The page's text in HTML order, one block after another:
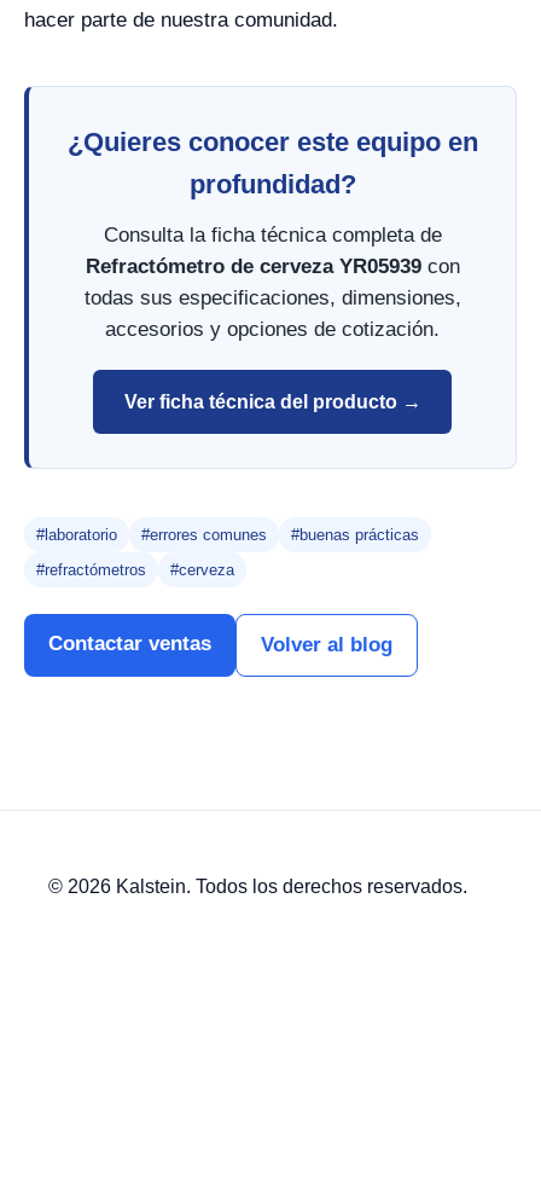
hacer parte de nuestra comunidad.
¿Quieres conocer este equipo en
profundidad?
Consulta la ficha técnica completa de
Refractómetro de cerveza YR05939con
todas sus especificaciones, dimensiones,
accesorios y opciones de cotización.
Ver ficha técnica del producto →
#laboratorio #errores comunes
#buenas prácticas
#refractómetros
#cerveza
Contactar ventas Volver al blog
© 2026 Kalstein. Todos los derechos reservados.